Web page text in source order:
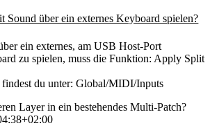
Sound über ein externes Keyboard spielen?
ein externes, am USB Host-Port
zu spielen, muss die Funktion: Apply Split
du unter: Global/MIDI/Inputs
Layer in ein bestehendes Multi-Patch?